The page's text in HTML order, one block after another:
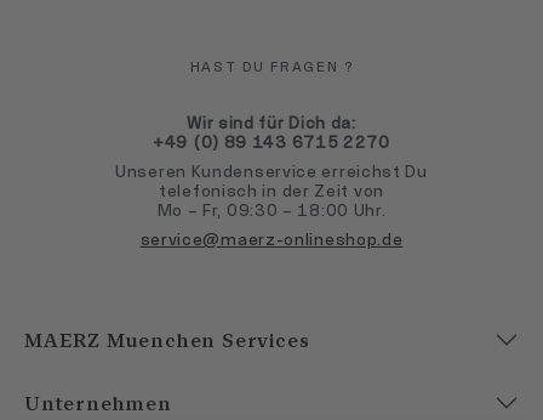
HAST DU FRAGEN ?
Wir sind für Dich da:
+49 (0) 89 143 6715 2270
Unseren Kundenservice erreichst Du
telefonisch in der Zeit von
Mo – Fr, 09:30 – 18:00 Uhr.
service@maerz-onlineshop.de
MAERZ Muenchen Services
Unternehmen